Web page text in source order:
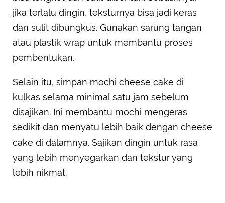
jika terlalu dingin, teksturnya bisa jadi keras
dan sulit dibungkus. Gunakan sarung tangan
atau plastik wrap untuk membantu proses
pembentukan.
Selain itu, simpan mochi cheese cake di
kulkas selama minimal satu jam sebelum
disajikan. Ini membantu mochi mengeras
sedikit dan menyatu lebih baik dengan cheese
cake di dalamnya. Sajikan dingin untuk rasa
yang lebih menyegarkan dan tekstur yang
lebih nikmat.